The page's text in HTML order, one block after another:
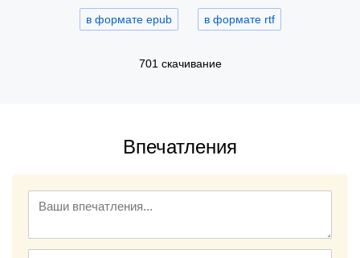
в формате epub в формате rtf
701 скачивание
Впечатления